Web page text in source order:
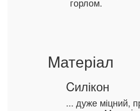
горлом.
Mатеріал
Cилікон
... дуже міцний,